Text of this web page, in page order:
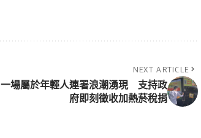
NEXT ARTICLE
場屬於年輕人連署浪潮湧現 支持政
府即刻徵收加熱菸稅捐